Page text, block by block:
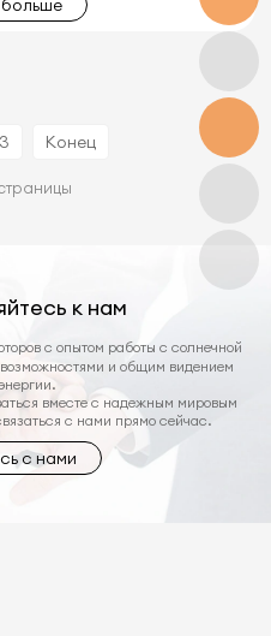
3 Конец
к нам
с опытом работы с солнечной
и общим видением
вместе с надежным мировым
с нами прямо сейчас.
с нами